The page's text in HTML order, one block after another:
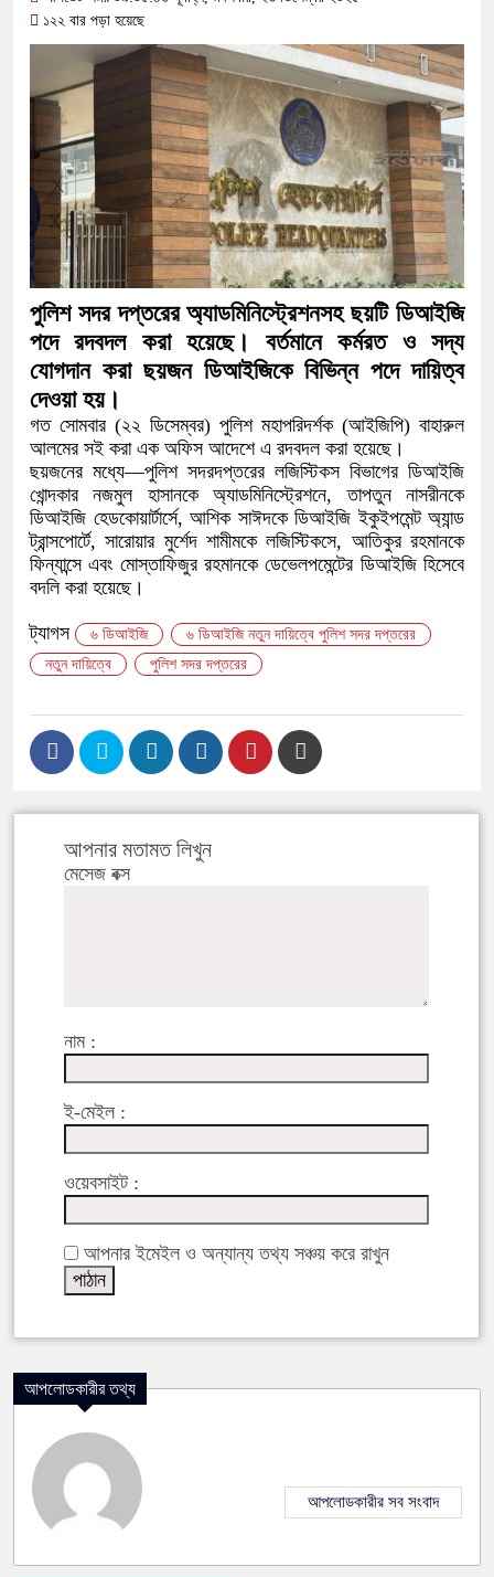
প্রতিরোধে কেন্দুয়ায় আলোচনা সভা: সবাইকে নিয়ে নিরাপদ সমাজ
ক্ষতিগ্রস্ত এলাকা পরিদর্শনে জেলা প্রশাসক
দিল ৫ম শ্রেণির শিক্ষার্থী অনুশ্রী রায়ের জীবনের
ওসি পদে মেহেরপুরের সাবেক কর্মকর্তা, ক্ষোভে ফেটে
ইনস্টিটিউটের হীরক জয়ন্তী: পুনর্মিলনী নিবন্ধনের
মন্দিরের ৭১ সদস্যের পূর্ণাঙ্গ কমিটি ঘোষণা: পরিচিতি সভায় দায়িত্ব
১২২ বার পড়া হয়েছে
পুলিশ সদর দপ্তরের অ্যাডমিনিস্ট্রেশনসহ ছয়টি ডিআইজি
পদে রদবদল করা হয়েছে। বর্তমানে কর্মরত ও সদ্য
যোগদান করা ছয়জন ডিআইজিকে বিভিন্ন পদে দায়িত্ব
দেওয়া হয়।
গত সোমবার (২২ ডিসেম্বর) পুলিশ মহাপরিদর্শক (আইজিপি) বাহারুল
আলমের সই করা এক অফিস আদেশে এ রদবদল করা হয়েছে।
ছয়জনের মধ্যে—পুলিশ সদরদপ্তরের লজিস্টিকস বিভাগের ডিআইজি
খোন্দকার নজমুল হাসানকে অ্যাডমিনিস্ট্রেশনে, তাপতুন নাসরীনকে
ডিআইজি হেডকোয়ার্টার্সে, আশিক সাঈদকে ডিআইজি ইকুইপমেন্ট অ্যান্ড
ট্রান্সপোর্টে, সারোয়ার মুর্শেদ শামীমকে লজিস্টিকসে, আতিকুর রহমানকে
ফিন্যান্সে এবং মোস্তাফিজুর রহমানকে ডেভেলপমেন্টের ডিআইজি হিসেবে
বদলি করা হয়েছে।
ট্যাগস ৬ ডিআইজি
৬ ডিআইজি নতুন দায়িত্বে পুলিশ সদর দপ্তরের
নতুন দায়িত্বে
পুলিশ সদর দপ্তরের
আপনার মতামত লিখুন
মেসেজ বক্স
নাম :
ই-মেইল :
ওয়েবসাইট :
আপনার ইমেইল ও অন্যান্য তথ্য সঞ্চয় করে রাখুন
আপলোডকারীর তথ্য
আপলোডকারীর সব সংবাদ